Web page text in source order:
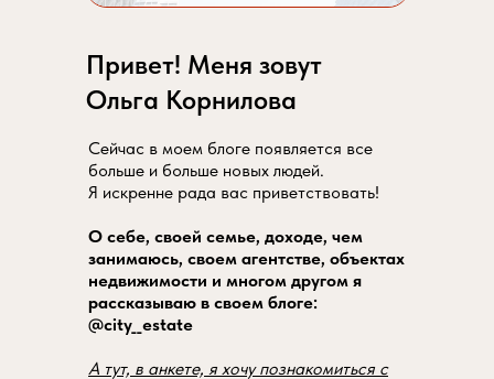
Привет! Меня зовут
Ольга Корнилова
Сейчас в моем блоге появляется все
больше и больше новых людей.
Я искренне рада вас приветствовать!
О себе, своей семье, доходе, чем
занимаюсь, своем агентстве, объектах
недвижимости и многом другом я
рассказываю в своем блоге:
@city__estate
А тут, в анкете, я хочу познакомиться с